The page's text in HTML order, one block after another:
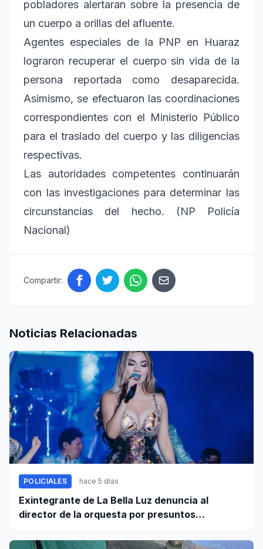
pobladores alertaran sobre la presencia de
un cuerpo a orillas del afluente.
Agentes especiales de la PNP en Huaraz
lograron recuperar el cuerpo sin vida de la
persona reportada como desaparecida.
Asimismo, se efectuaron las coordinaciones
correspondientes con el Ministerio Público
para el traslado del cuerpo y las diligencias
respectivas.
Las autoridades competentes continuarán
con las investigaciones para determinar las
circunstancias del hecho. (NP Policía
Nacional)
Compartir:
Noticias Relacionadas
POLICIALES hace 5 días
Exintegrante de La Bella Luz denuncia al
director de la orquesta por presuntos